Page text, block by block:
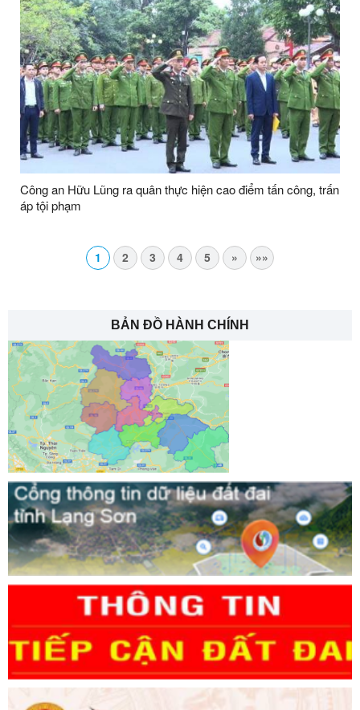
Công an Hữu Lũng ra quân thực hiện cao điểm tấn công, trấn
áp tội phạm
1 2 3 4 5 » »»
BẢN ĐỒ HÀNH CHÍNH